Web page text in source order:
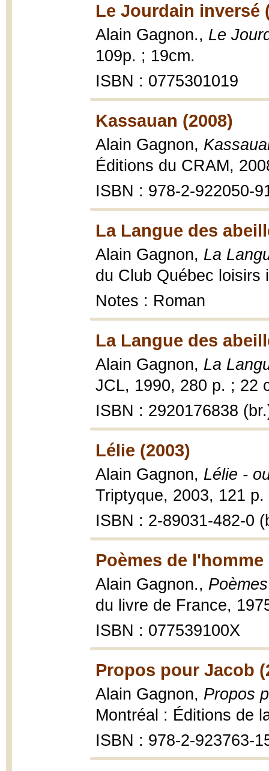
Le Jourdain inversé
Alain Gagnon., Le
109p. ; 19cm.
ISBN : 0775301019
Kassauan (2008)
Alain Gagnon,
Éditions du CRAM,
ISBN : 978-2-922050-
La Langue des
Alain Gagnon, La
du Club Québec loisirs
Notes : Roman
La Langue des
Alain Gagnon, La
JCL, 1990, 280 p. ; 22
ISBN : 2920176838
Lélie (2003)
Alain Gagnon, Lélie -
Triptyque, 2003, 121
ISBN : 2-89031-482-0
Poèmes de l'homme
Alain Gagnon.,
du livre de France,
ISBN : 077539100X
Propos pour Jacob
Alain Gagnon, Propos
Montréal : Éditions de
ISBN : 978-2-923763-